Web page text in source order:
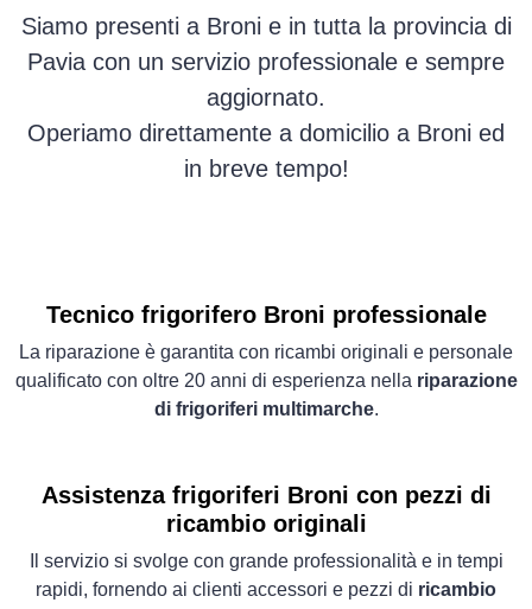
Siamo presenti a Broni e in tutta la provincia di
Pavia con un servizio professionale e sempre
aggiornato.
Operiamo direttamente a domicilio a Broni ed
in breve tempo!
Tecnico frigorifero Broni professionale
La riparazione è garantita con ricambi originali e personale
qualificato con oltre 20 anni di esperienza nella riparazione
di frigoriferi multimarche.
Assistenza frigoriferi Broni con pezzi di
ricambio originali
Il servizio si svolge con grande professionalità e in tempi
rapidi, fornendo ai clienti accessori e pezzi di ricambio